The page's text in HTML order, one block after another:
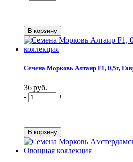
Семена Морковь Алтаир F1, 0,5г,
36 руб.
-
+